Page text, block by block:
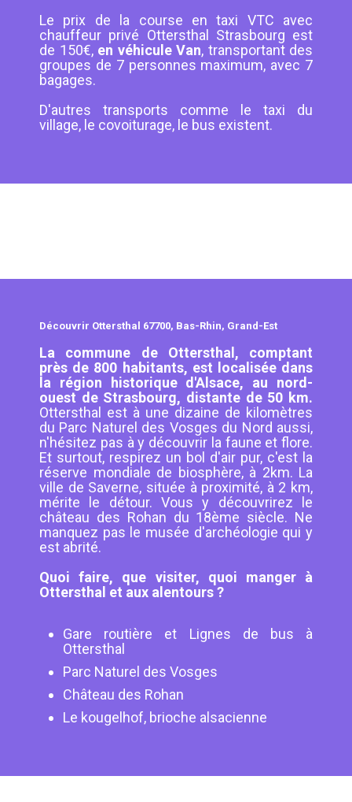
Le prix de la course en taxi VTC avec
chauffeur privé Ottersthal Strasbourg est
de 150€, en véhicule Van, transportant des
groupes de 7 personnes maximum, avec 7
bagages.
D'autres transports comme le taxi du
village, le covoiturage, le bus existent.
Découvrir Ottersthal 67700, Bas-Rhin, Grand-Est
La commune de Ottersthal, comptant
près de 800 habitants, est localisée dans
la région historique d'Alsace, au nord-
ouest de Strasbourg, distante de 50 km.
Ottersthal est à une dizaine de kilomètres
du Parc Naturel des Vosges du Nord aussi,
n'hésitez pas à y découvrir la faune et flore.
Et surtout, respirez un bol d'air pur, c'est la
réserve mondiale de biosphère, à 2km. La
ville de Saverne, située à proximité, à 2 km,
mérite le détour. Vous y découvrirez le
château des Rohan du 18ème siècle. Ne
manquez pas le musée d'archéologie qui y
est abrité.
Quoi faire, que visiter, quoi manger à
Ottersthal et aux alentours ?
Gare routière et Lignes de bus à
Ottersthal
Parc Naturel des Vosges
Château des Rohan
Le kougelhof, brioche alsacienne